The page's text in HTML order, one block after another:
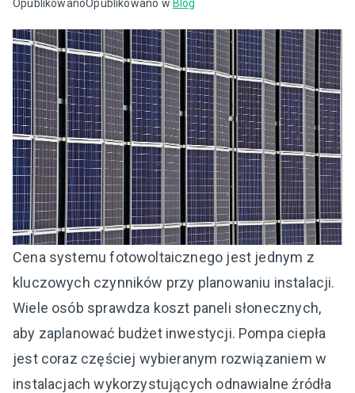
OpublikowanoOpublikowano w Blog
Cena systemu fotowoltaicznego jest jednym z
kluczowych czynników przy planowaniu instalacji.
Wiele osób sprawdza koszt paneli słonecznych,
aby zaplanować budżet inwestycji. Pompa ciepła
jest coraz częściej wybieranym rozwiązaniem w
instalacjach wykorzystujących odnawialne źródła